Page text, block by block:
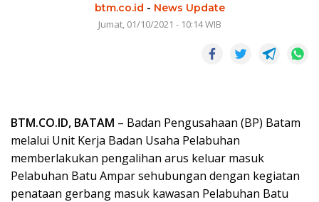
btm.co.id - News Update
Jumat, 01/10/2021 - 10:14 WIB
BTM.CO.ID, BATAM – Badan Pengusahaan (BP) Batam
melalui Unit Kerja Badan Usaha Pelabuhan
memberlakukan pengalihan arus keluar masuk
Pelabuhan Batu Ampar sehubungan dengan kegiatan
penataan gerbang masuk kawasan Pelabuhan Batu